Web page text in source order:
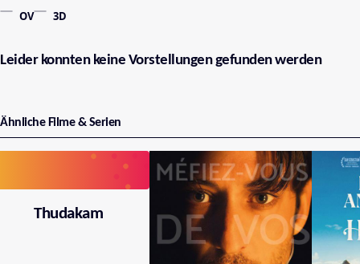
OV 3D
Leider konnten keine Vorstellungen gefunden werden
Ähnliche Filme & Serien
Thudakam